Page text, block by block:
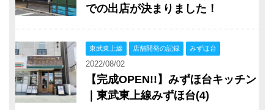
での出店が決まりました！
東武東上線 店舗開発の記録 みずほ台
2022/08/02
【完成OPEN!!】みずほ台キッチン
｜東武東上線みずほ台(4)